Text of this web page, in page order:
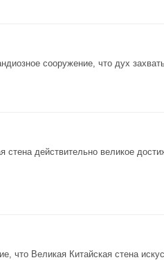
сооружение, что дух
стена действительно великое
что Великая Китайская стена